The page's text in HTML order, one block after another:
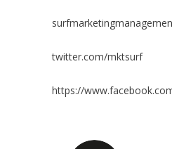
twitter.com/mktsurf
https://